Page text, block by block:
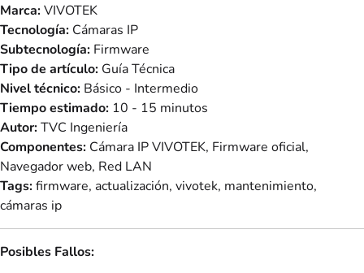
Marca:VIVOTEK
Tecnología: Cámaras IP
Subtecnología: Firmware
Tipo de artículo: Guía Técnica
Nivel técnico: Básico - Intermedio
Tiempo estimado: 10 - 15 minutos
Autor:TVC Ingeniería
Componentes: Cámara IP VIVOTEK, Firmware oficial,
Navegador web, Red LAN
Tags:firmware, actualización, vivotek, mantenimiento,
cámaras ip
Posibles Fallos: